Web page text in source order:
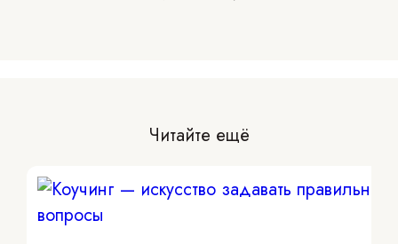
Читайте ещё